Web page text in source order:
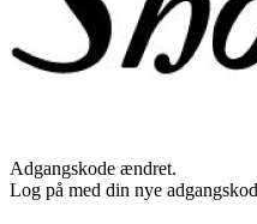
Adgangskode ændret.
Log på med din nye